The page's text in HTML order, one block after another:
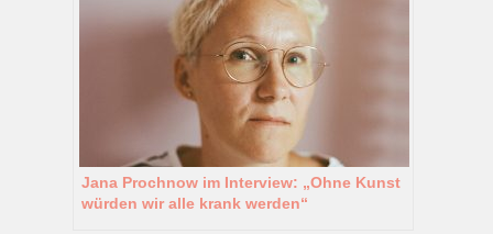
Jana Prochnow im Interview: „Ohne Kunst
würden wir alle krank werden“